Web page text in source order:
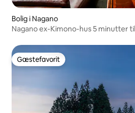
Bolig i Nagano
Nagano ex-Kimono-hus 5 minutter
Gæstefavorit
Gæstefavorit